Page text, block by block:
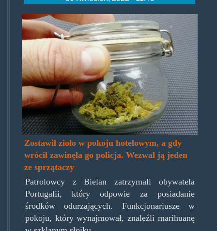
marihuana-
warszawa-
hotel.jpg
Zostawił zioło w pokoju hotelowym, a gdy
wrócił zawinęła go policja. Wezwał ją jeden
ze sprzątaczy
Patrolowcy z Bielan zatrzymali obywatela
Portugalii, który odpowie za posiadanie
środków odurzających. Funkcjonariusze w
pokoju, który wynajmował, znaleźli marihuanę